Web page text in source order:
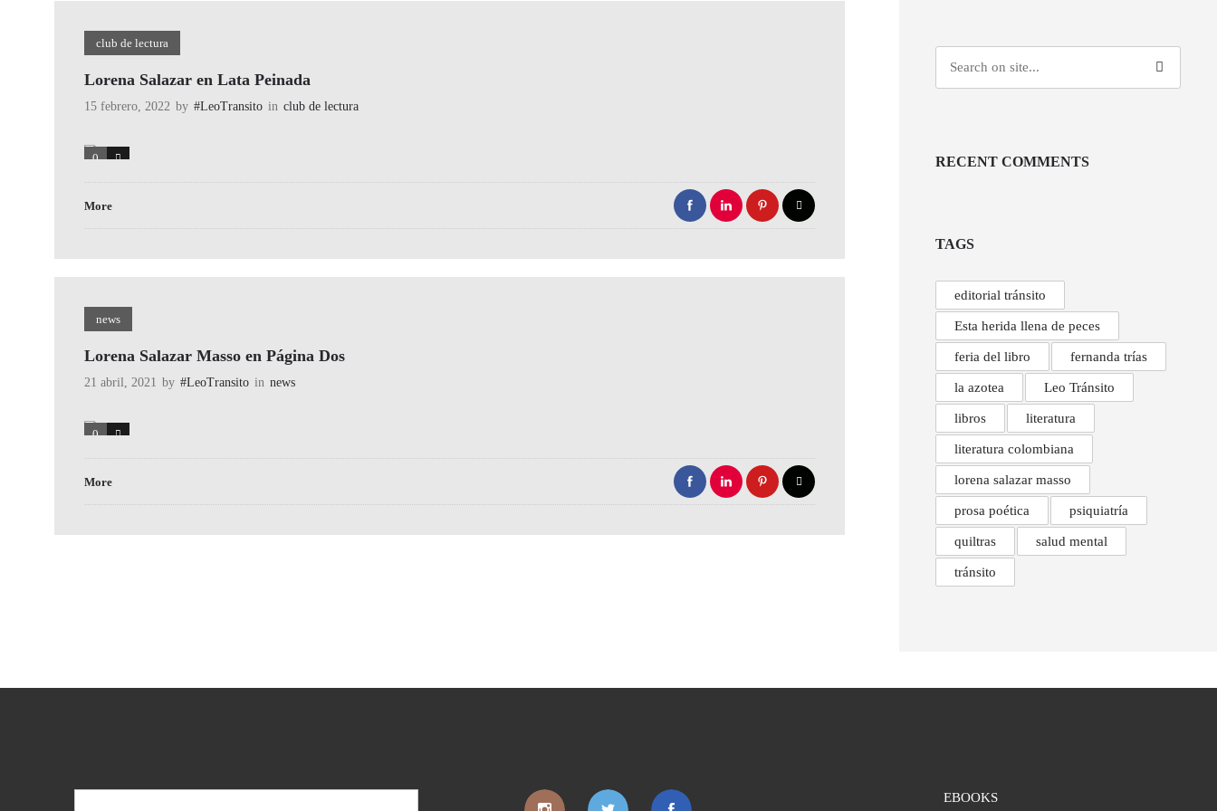
club de lectura
Lorena Salazar en Lata Peinada
15 febrero, 2022 by #LeoTransito in club de lectura
0 0
More
news
Lorena Salazar Masso en Página Dos
21 abril, 2021 by #LeoTransito in news
0 0
More
RECENT COMMENTS
TAGS
editorial tránsito
Esta herida llena de peces
feria del libro fernanda trías
la azotea Leo Tránsito
libros literatura
literatura colombiana
lorena salazar masso
prosa poética psiquiatría
quiltras salud mental
tránsito
EBOOKS